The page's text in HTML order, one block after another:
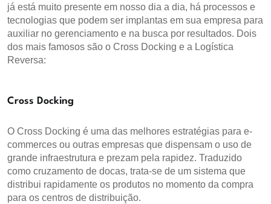
já está muito presente em nosso dia a dia, há processos e
tecnologias que podem ser implantas em sua empresa para
auxiliar no gerenciamento e na busca por resultados. Dois
dos mais famosos são o Cross Docking e a Logística
Reversa:
Cross Docking
O Cross Docking é uma das melhores estratégias para e-
commerces ou outras empresas que dispensam o uso de
grande infraestrutura e prezam pela rapidez. Traduzido
como cruzamento de docas, trata-se de um sistema que
distribui rapidamente os produtos no momento da compra
para os centros de distribuição.